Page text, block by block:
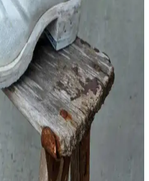
Ayakkabılarda Stil,
kombinlerde şıklık ve konfor
farklı tasarım seçenekleriyle ayak
Günlük Giyim:
için karın bölgesine baskı
oluşan rahat ve şık
giyim ve uygun marka